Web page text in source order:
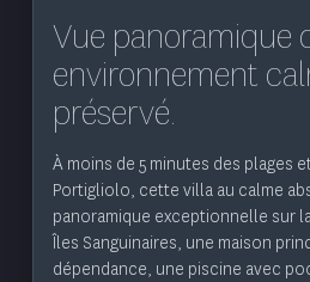
Vue panoramique
environnement
préservé.
À moins de 5 minutes des plages
Portigliolo, cette villa au calme
panoramique exceptionnelle sur
Îles Sanguinaires, une maison
dépendance, une piscine avec